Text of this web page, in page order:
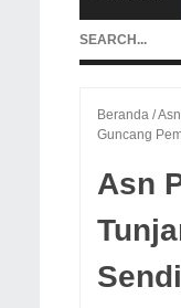
Beranda /
Guncang
Asn